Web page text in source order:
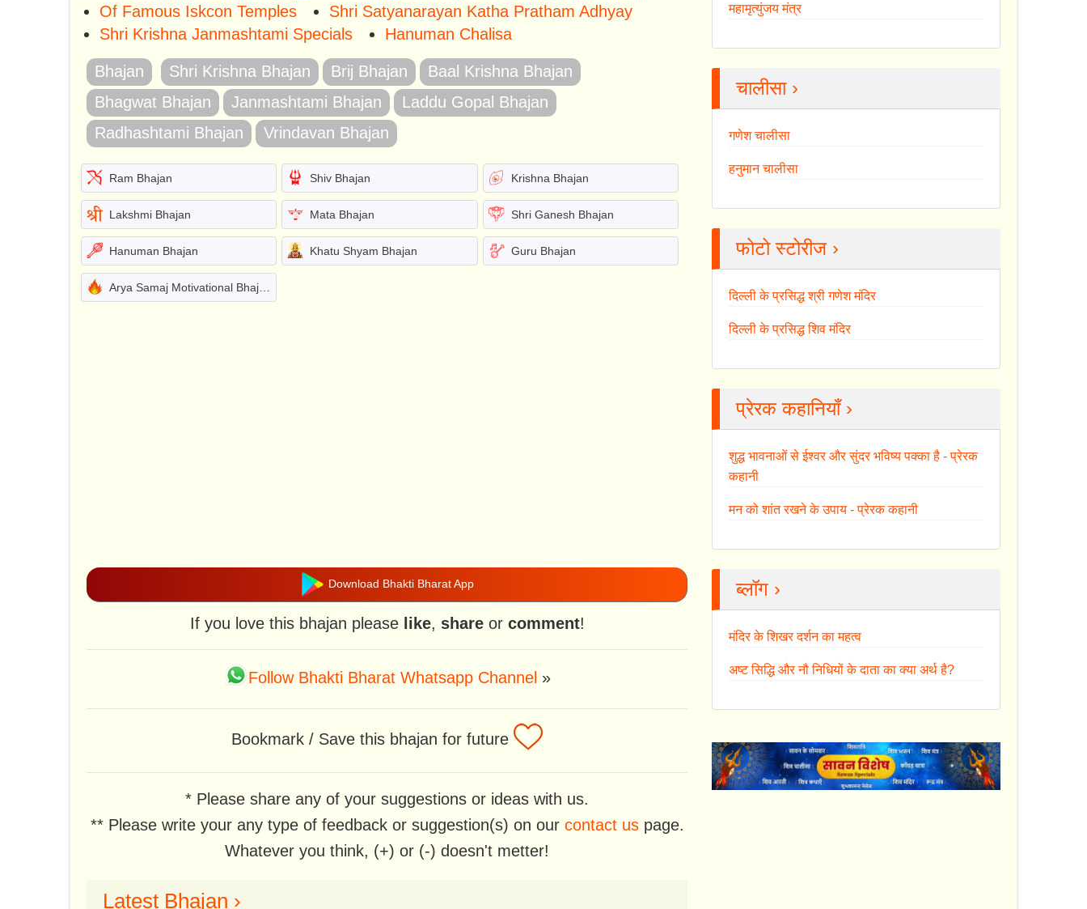
Of Famous Iskcon Temples
Shri Satyanarayan Katha Pratham Adhyay
Shri Krishna Janmashtami Specials
Hanuman Chalisa
Bhajan Shri Krishna Bhajan Brij Bhajan
Baal Krishna Bhajan
Bhagwat Bhajan
Janmashtami Bhajan
Laddu Gopal Bhajan
Radhashtami Bhajan
Vrindavan Bhajan
Ram Bhajan Shiv Bhajan Krishna Bhajan
Lakshmi Bhajan Mata Bhajan Shri Ganesh Bhajan
Hanuman Bhajan Khatu Shyam Bhajan Guru Bhajan
Arya Samaj Motivational Bhajans
Download Bhakti Bharat App
If you love this bhajan please like, shareor comment!
Follow Bhakti Bharat Whatsapp Channel »
Bookmark / Save this bhajan for future
* Please share any of your suggestions or ideas with us.
** Please write your any type of feedback or suggestion(s) on our contact uspage.
Whatever you think, (+) or (-) doesn't metter!
Latest Bhajan ›
महामृत्युंजय मंत्र
चालीसा ›
गणेश चालीसा
हनुमान चालीसा
फोटो स्टोरीज ›
दिल्ली के प्रसिद्ध श्री गणेश मंदिर
दिल्ली के प्रसिद्ध शिव मंदिर
प्रेरक कहानियाँ ›
शुद्ध भावनाओं से ईश्वर और सुंदर भविष्य पक्का है - प्रेरक
कहानी
मन को शांत रखने के उपाय - प्रेरक कहानी
ब्लॉग ›
मंदिर के शिखर दर्शन का महत्व
अष्ट सिद्धि और नौ निधियों के दाता का क्या अर्थ है?